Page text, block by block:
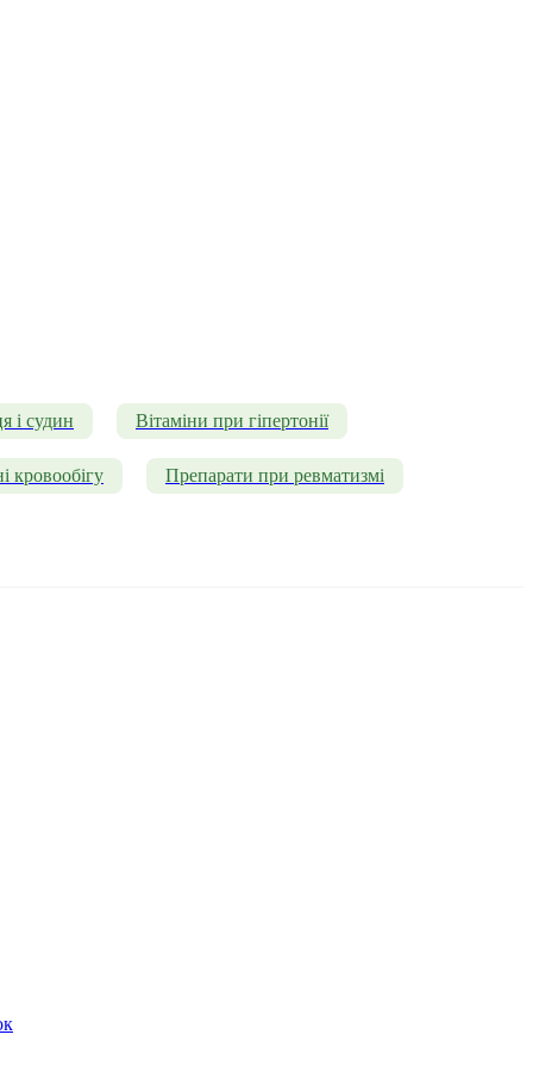
і судин Вітаміни при гіпертонії
кровообігу Препарати при ревматизмі